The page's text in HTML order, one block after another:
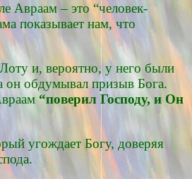
Авраам – это “человек-
показывает нам, что
и, вероятно, у него были
он обдумывал призыв Бога.
“поверил Господу, и Он
угождает Богу, доверяя